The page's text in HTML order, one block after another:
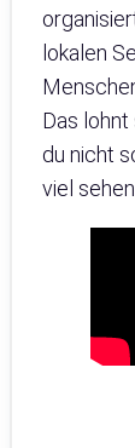
lokalen
Das
du nicht
viel